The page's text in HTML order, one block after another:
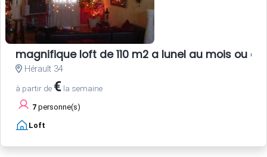
magnifique loft de 110 m2 a lunel au mois ou
Hérault 34
à partir de € la semaine
7 personne(s)
Loft